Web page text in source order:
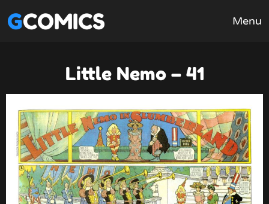
GCOMICS Menu
Little Nemo – 41